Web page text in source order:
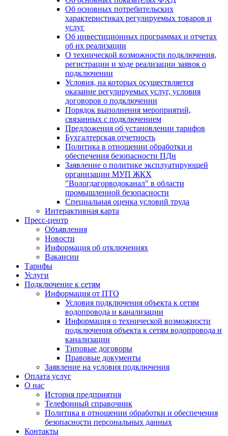
Об основных потребительских
характеристиках регулируемых товаров и
услуг
Об инвестиционных программах и отчетах
об их реализации
О технической возможности подключения,
регистрации и ходе реализации заявок о
подключении
Условия, на которых осуществляется
оказание регулируемых услуг, условия
договоров о подключении
Порядок выполнения мероприятий,
связанных с подключением
Предложения об установлении тарифов
Бухгалтерская отчетность
Политика в отношении обработки и
обеспечения безопасности ПДн
Заявление о политике эксплуатирующей
организации МУП ЖКХ
"Вологдагорводоканал" в области
промышленной безопасности
Специальная оценка условий труда
Интерактивная карта
Пресс-центр
Объявления
Новости
Информация об отключениях
Вакансии
Тарифы
Услуги
Подключение к сетям
Информация от ПТО
Условия подключения объекта к сетям
водопровода и канализации
Информация о технической возможности
подключения объекта к сетям водопровода и
канализации
Типовые договоры
Правовые документы
Заявление на условия подключения
Оплата услуг
О нас
История предприятия
Телефонный справочник
Политика в отношении обработки и обеспечения
безопасности персональных данных
Контакты